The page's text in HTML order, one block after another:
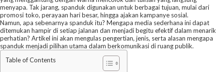
menyapa. Tak jarang, spanduk digunakan untuk berbagai tujuan, mulai dari
promosi toko, perayaan hari besar, hingga ajakan kampanye sosial.
Namun, apa sebenarnya spanduk itu? Mengapa media sederhana ini dapat
ditemukan hampir di setiap jalanan dan menjadi begitu efektif dalam menarik
perhatian? Artikel ini akan mengulas pengertian, jenis, serta alasan mengapa
spanduk menjadi pilihan utama dalam berkomunikasi di ruang publik.
Table of Contents